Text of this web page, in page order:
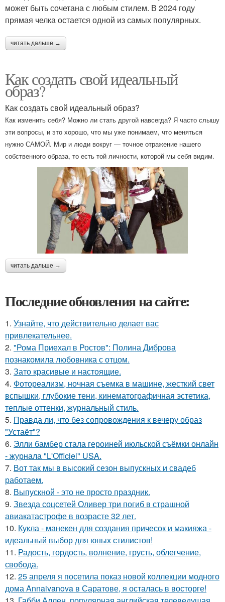
может быть сочетана с любым стилем. В 2024 году
прямая челка остается одной из самых популярных.
читать дальше →
Как создать свой идеальный
образ?
Как создать свой идеальный образ?
Как изменить себя? Можно ли стать другой навсегда? Я часто слышу
эти вопросы, и это хорошо, что мы уже понимаем, что меняться
нужно САМОЙ. Мир и люди вокруг — точное отражение нашего
собственного образа, то есть той личности, которой мы себя видим.
читать дальше →
Последние обновления на сайте:
1. Узнайте, что действительно делает вас
привлекательнее.
2. "Рома Приехал в Ростов": Полина Диброва
познакомила любовника с отцом.
3. Зато красивые и настоящие.
4. Фотореализм, ночная съемка в машине, жесткий свет
вспышки, глубокие тени, кинематографичная эстетика,
теплые оттенки, журнальный стиль.
5. Правда ли, что без сопровождения к вечеру образ
"Устаёт"?
6. Элли бамбер стала героиней июльской съёмки онлайн
- журнала "L'Officiel" USA.
7. Вот так мы в высокий сезон выпускных и свадеб
работаем.
8. Выпускной - это не просто праздник.
9. Звезда соцсетей Оливер три погиб в страшной
авиакатастрофе в возрасте 32 лет.
10. Кукла - манекен для создания причесок и макияжа -
идеальный выбор для юных стилистов!
11. Радость, гордость, волнение, грусть, облегчение,
свобода.
12. 25 апреля я посетила показ новой коллекции модного
дома Annaivanova в Саратове, я осталась в восторге!